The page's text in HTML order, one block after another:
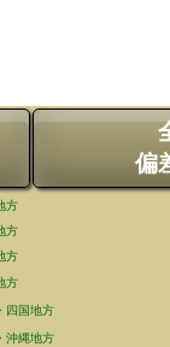
偏
方
方
方
方
四国地方
沖縄地方